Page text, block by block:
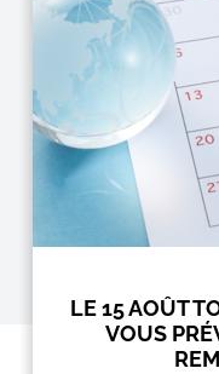
LE 15 AOÛT
VOUS